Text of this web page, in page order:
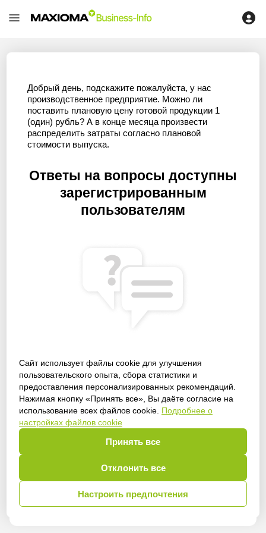
Сайт использует файлы cookie для улучшения
пользовательского опыта, сбора статистики и
предоставления персонализированных рекомендаций.
Нажимая кнопку «Принять все», Вы даёте согласие на
использование всех файлов cookie. Подробнее о
настройках файлов cookie
Принять все
Отклонить все
Настроить предпочтения
Добрый день, подскажите пожалуйста, у нас
производственное предприятие. Можно ли
поставить плановую цену готовой продукции 1
(один) рубль? А в конце месяца произвести
распределить затраты согласно плановой
стоимости выпуска.
Ответы на вопросы доступны
зарегистрированным
пользователям
Получить доступ